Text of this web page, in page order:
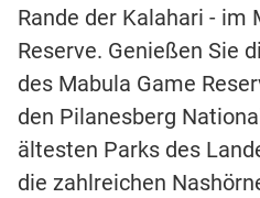
Rande der Kalahari - im
Reserve. Genießen Sie
des Mabula Game
den Pilanesberg
ältesten Parks des
die zahlreichen